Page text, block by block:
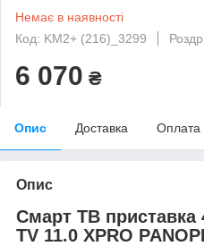
Немає в наявності
Код: KM2+ (216)_3299
6 070 ₴
Опис Доставка Оплата
Опис
Смарт ТВ приставка
TV 11.0 XPRO